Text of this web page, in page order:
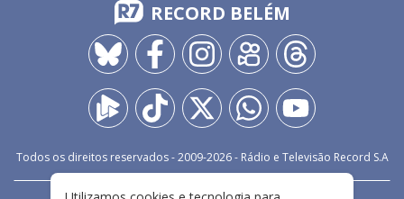
RECORD BELÉM
Todos os direitos reservados - 2009-2026- Rádio e Televisão Record S.A